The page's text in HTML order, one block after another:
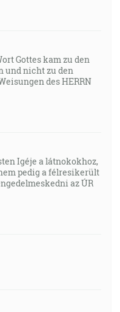
Gottes kam zu den
und nicht zu den
des HERRN
Igéje a látnokokhoz,
pedig a félresikerült
az ÚR